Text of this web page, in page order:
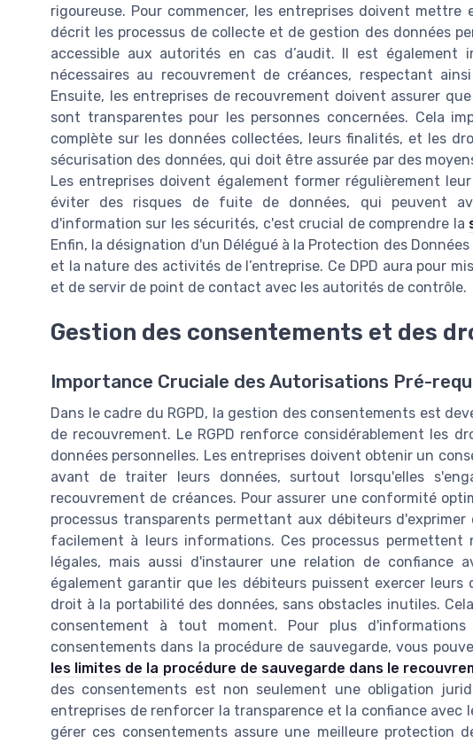
rigoureuse. Pour commencer, les entreprises doivent
décrit les processus de collecte et de gestion des données
accessible aux autorités en cas d’audit. Il est
nécessaires au recouvrement de créances, respectant
Ensuite, les entreprises de recouvrement doivent assurer
sont transparentes pour les personnes concernées. Cela
complète sur les données collectées, leurs finalités, et les
sécurisation des données, qui doit être assurée par des
Les entreprises doivent également former régulièrement
éviter des risques de fuite de données, qui peuvent
d'information sur les sécurités, c'est crucial de comprendre la
Enfin, la désignation d'un Délégué à la Protection des
et la nature des activités de l’entreprise. Ce DPD aura pour
et de servir de point de contact avec les autorités de contrôle.
Gestion des consentements et des
Importance Cruciale des Autorisations Pré-
Dans le cadre du RGPD, la gestion des consentements est
de recouvrement. Le RGPD renforce considérablement les
données personnelles. Les entreprises doivent obtenir un
avant de traiter leurs données, surtout lorsqu'elles
recouvrement de créances. Pour assurer une conformité
processus transparents permettant aux débiteurs
facilement à leurs informations. Ces processus permettent
légales, mais aussi d'instaurer une relation de confiance
également garantir que les débiteurs puissent exercer
droit à la portabilité des données, sans obstacles inutiles.
consentement à tout moment. Pour plus
consentements dans la procédure de sauvegarde, vous
les limites de la procédure de sauvegarde dans le
des consentements est non seulement une obligation
entreprises de renforcer la transparence et la confiance avec
gérer ces consentements assure une meilleure protection